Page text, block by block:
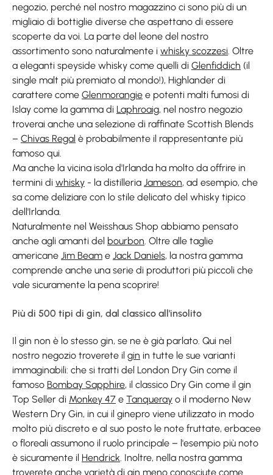
negozio, perché nel nostro magazzino ci sono più di un
migliaio di bottiglie diverse che aspettano di essere
scoperte da voi. La parte del leone del nostro
assortimento sono naturalmente i whisky scozzesi . Oltre
a eleganti speyside whisky come quelli di Glenfiddich (il
single malt più premiato al mondo!), Highlander di
carattere come Glenmorangie e potenti malti fumosi di
Islay come la gamma di Laphroaig, nel nostro negozio
troverai anche una selezione di raffinate Scottish Blends
– Chivas Regal è probabilmente il rappresentante più
famoso qui.
Ma anche la vicina isola d'Irlanda ha molto da offrire in
termini di whisky - la distilleria Jameson, ad esempio, che
sa come deliziare con lo stile delicato del whisky tipico
dell'Irlanda.
Naturalmente nel Weisshaus Shop abbiamo pensato
anche agli amanti del bourbon . Oltre alle taglie
americane Jim Beam e Jack Daniels, la nostra gamma
comprende anche una serie di produttori più piccoli che
vale sicuramente la pena scoprire!
Più di 500 tipi di gin, dal classico all'insolito
Il gin non è lo stesso gin, se ne è già parlato. Qui nel
nostro negozio troverete il gin in tutte le sue varianti
immaginabili: che si tratti del London Dry Gin come il
famoso Bombay Sapphire, il classico Dry Gin come il gin
Top Seller di Monkey 47 e Tanqueray o il moderno New
Western Dry Gin, in cui il ginepro viene utilizzato in modo
molto più discreto e al suo posto le note fruttate, erbacee
o floreali assumono il ruolo principale – l'esempio più noto
è sicuramente il Hendrick . Inoltre, nella nostra gamma
troverete anche varietà di gin meno conosciute come